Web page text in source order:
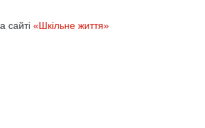
сайті «Шкільне життя»